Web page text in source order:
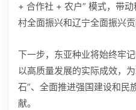
+ 合作社 + 农户” 模式，带
村全面振兴和辽宁全面振兴贡
下一步，东亚种业将始终牢
以高质量发展的实际成效，
石”、全面推进强国建设和民
献。